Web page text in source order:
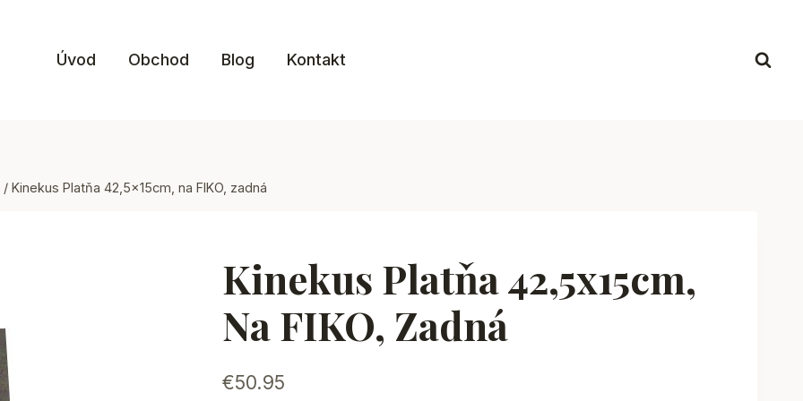
Úvod Obchod Blog Kontakt
/ Kinekus Platňa 42,5x15cm, na FIKO, zadná
Kinekus Platňa 42,5x15cm,
Na FIKO, Zadná
€50.95